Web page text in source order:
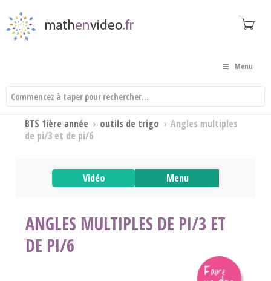
Menu
BTS 1ière année › outils de trigo › Angles multiples
de pi/3 et de pi/6
Vidéo Menu
ANGLES MULTIPLES DE PI/3 ET
DE PI/6